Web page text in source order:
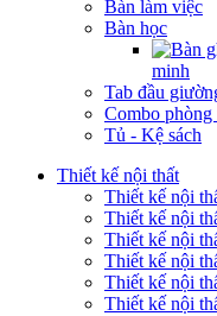
Bàn làm việc
Bàn học
minh
Tab đầu
Combo phòng
Tủ - Kệ sách
Thiết kế nội thất
Thiết kế nội
Thiết kế nội
Thiết kế nội
Thiết kế nội
Thiết kế nội
Thiết kế nội